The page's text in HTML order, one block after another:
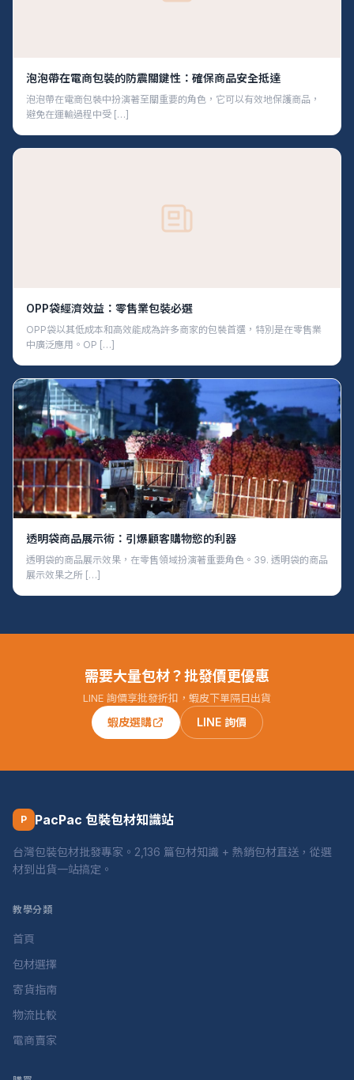
泡泡帶在電商包裝的防震關鍵性：確保商品安全抵達
泡泡帶在電商包裝中扮演著至關重要的角色，它可以有效地保護商品，
避免在運輸過程中受 […]
OPP袋經濟效益：零售業包裝必選
OPP袋以其低成本和高效能成為許多商家的包裝首選，特別是在零售業
中廣泛應用。OP […]
透明袋商品展示術：引爆顧客購物慾的利器
透明袋的商品展示效果，在零售領域扮演著重要角色。39. 透明袋的商品
展示效果之所 […]
需要大量包材？批發價更優惠
LINE 詢價享批發折扣，蝦皮下單隔日出貨
蝦皮選購 LINE 詢價
P PacPac 包裝包材知識站
台灣包裝包材批發專家。2,136 篇包材知識 + 熱銷包材直送，從選
材到出貨一站搞定。
教學分類
首頁
包材選擇
寄貨指南
物流比較
電商賣家